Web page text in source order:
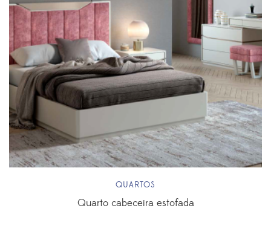
QUARTOS
Quarto cabeceira estofada